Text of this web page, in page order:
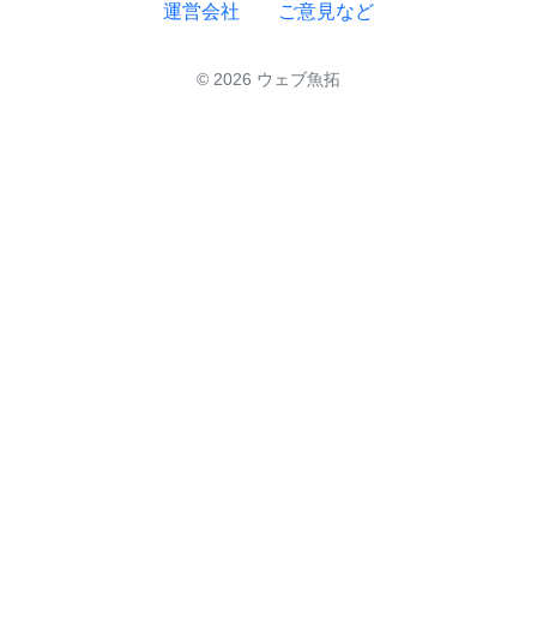
運営会社 ご意見など
© 2026 ウェブ魚拓